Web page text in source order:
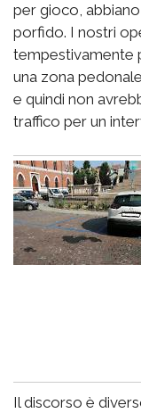
per gioco,
porfido. I nostri
tempestivamente
una zona
e quindi non
traffico per un
Il discorso è